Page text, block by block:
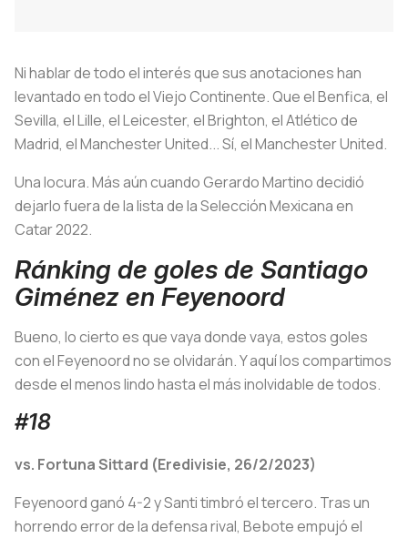
Ni hablar de todo el interés que sus anotaciones han
levantado en todo el Viejo Continente. Que el Benfica, el
Sevilla, el Lille, el Leicester, el Brighton, el Atlético de
Madrid, el Manchester United... Sí, el Manchester United.
Una locura. Más aún cuando Gerardo Martino decidió
dejarlo fuera de la lista de la Selección Mexicana en
Catar 2022.
Ránking de goles de Santiago
Giménez en Feyenoord
Bueno, lo cierto es que vaya donde vaya, estos goles
con el Feyenoord no se olvidarán. Y aquí los compartimos
desde el menos lindo hasta el más inolvidable de todos.
#18
vs. Fortuna Sittard (Eredivisie, 26/2/2023)
Feyenoord ganó 4-2 y Santi timbró el tercero. Tras un
horrendo error de la defensa rival, Bebote empujó el